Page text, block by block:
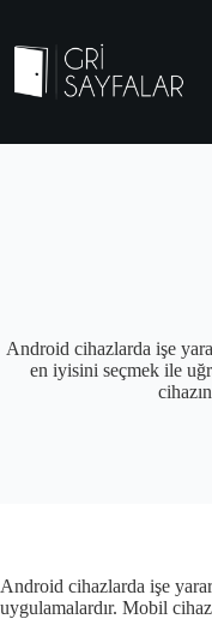
content
Android cihazlarda işe
en iyisini seçmek ile
Android cihazlarda işe
uygulamalardır. Mobil